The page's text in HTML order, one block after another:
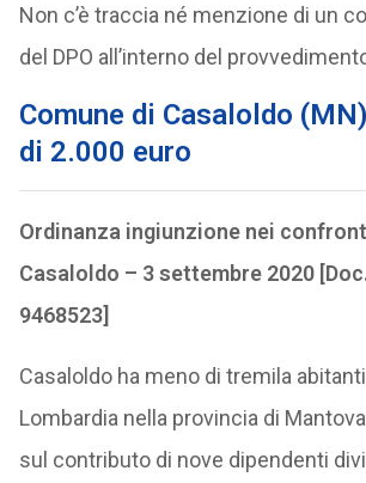
Non c’è traccia né menzione di un
del DPO all’interno del
Comune di Casaloldo
di 2.000 euro
Ordinanza ingiunzione nei
Casaloldo – 3 settembre 2020
9468523]
Casaloldo ha meno di tremila
Lombardia nella provincia di
sul contributo di nove dipendenti